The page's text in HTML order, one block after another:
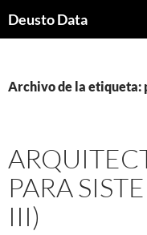
Deusto Data
Archivo de la etiqueta:
PARA
III)